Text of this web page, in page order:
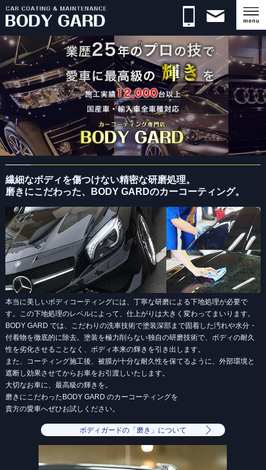
有限会社ボディガード 愛知県安城市 自動車コーディング・
カーフィルム施工・メンテナンスは カーコーティング専門店
BODY GARDへ
店舗情報・アクセスマップ
繊細なボディを傷つけない精密な研磨処理。
磨きにこだわった、BODY GARDのカーコーティング。
本当に美しいボディコーティングには、丁寧な研磨による下地処理が必要で
す。この下地処理のレベルによって、仕上がりは⼤きく変わってまいります。
BODY GARD では、こだわりの洗⾞技術で塗装深部まで固着した汚れや⽔分・
付着物を徹底的に除去。塗装を極⼒削らない独⾃の研磨技術で、ボディの耐久
性を劣化させることなく、ボディ本来の輝きを引き出します。
また、コーティング施⼯後、被膜が⼗分な耐久性を保てるように、外部環境と
遮断し効果させてからお⾞をお引渡しいたします。
⼤切なお⾞に、最⾼級の輝きを。
磨きにこだわったBODY GARD のカーコーティングを
貴⽅の愛⾞へぜひお試しください。
ボディガードの「磨き」について